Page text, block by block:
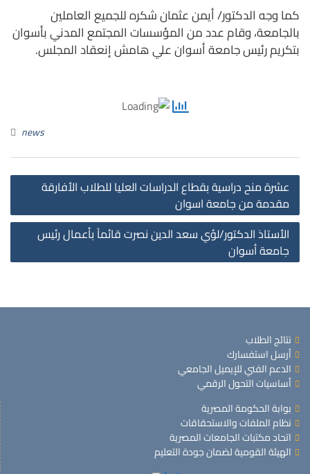
كما وجه الدكتور/ أيمن عثمان شكره للجميع العاملين
بالجامعة، وقام عدد من المؤسسات المجتمع المدني بأسوان
بتكريم رئيس جامعة أسوان علي هامش إنعقاد المجلس.
news
عشرة منح دراسية بقطاع الدراسات العليا للطلاب الأفارقة
مقدمة من جامعة اسوان
الأستاذ الدكتور/لؤي سعد الدين نصرت قائماً بأعمال رئيس
جامعة أسوان
نتائج الطلاب
أرسل استفسارك
الدعم الفني للإيميل الجامعي
أساسيات التحول الرقمي
بوابة الحكومة المصرية
نظام الملفات والاستحقاقات
اتحاد مكتبات الجامعات المصرية
الهيئة القومية لضمان جودة التعليم